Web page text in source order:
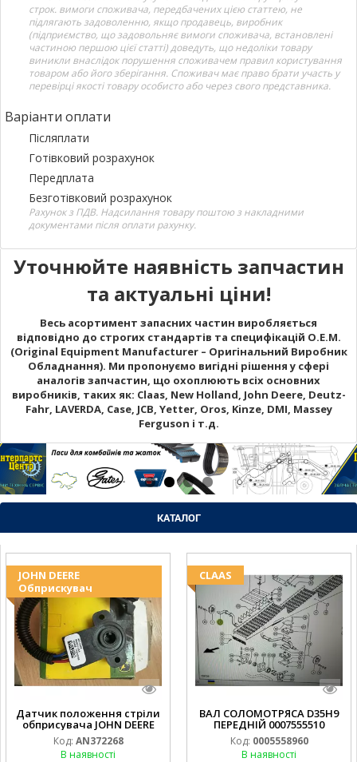
строк. вимоги споживача, передбачених цією статтею, не
підлягають задоволенню, якщо продавець, виробник
(підприємство, що задовольняє вимоги споживача, встановлені
частиною першою цієї статті) доведуть, що недоліки товару
виникли внаслідок порушення споживачем правил користування
товаром або його зберігання. Споживач має право брати участь у
перевірці якості товару особисто або через свого представника.
Варіанти оплати
Післяплати
Готівковий розрахунок
Передплата
Безготівковий розрахунок
Рахунок з ПДВ. Надсилання товару поштою з накладними
документами після оплати рахунку.
Уточнюйте наявність запчастин
та актуальні ціни!
Весь асортимент запасних частин виробляється
відповідно до строгих стандартів та специфікацій O.E.M.
(Original Equipment Manufacturer – Оригінальний Виробник
Обладнання). Ми пропонуємо вигідні рішення у сфері
аналогів запчастин, що охоплюють всіх основних
виробників, таких як: Claas, New Holland, John Deere, Deutz-
Fahr, LAVERDA, Case, JCB, Yetter, Oros, Kinze, DMI, Massey
Ferguson і т.д.
КАТАЛОГ
JOHN DEERE
Обприскувач
Датчик положення стріли
обприсувача JOHN DEERE
Код: AN372268
В наявності
CLAAS
ВАЛ СОЛОМОТРЯСА D35H9
ПЕРЕДНІЙ 0007555510
Код: 0005558960
В наявності